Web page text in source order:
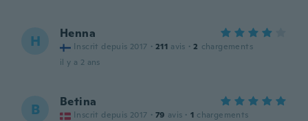
H Henna
Inscrit depuis 2017 · 211 avis · 2 chargements
il y a 2 ans
B Betina
Inscrit depuis 2017 · 79 avis · 1 chargements